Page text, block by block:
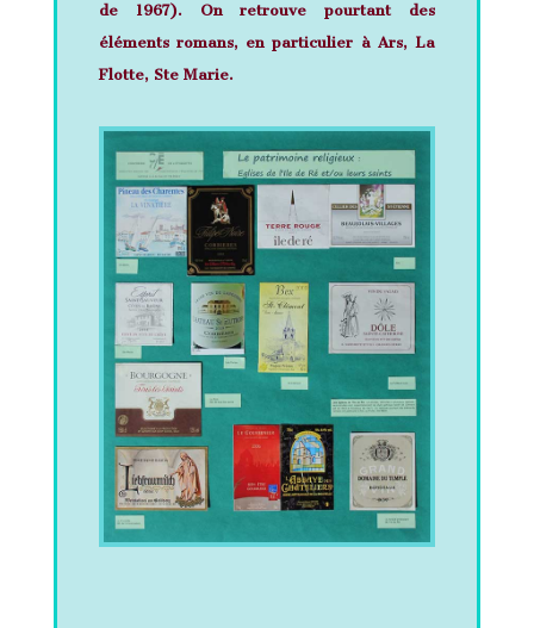
de 1967). On retrouve pourtant des
éléments romans, en particulier à Ars, La
Flotte, Ste Marie.